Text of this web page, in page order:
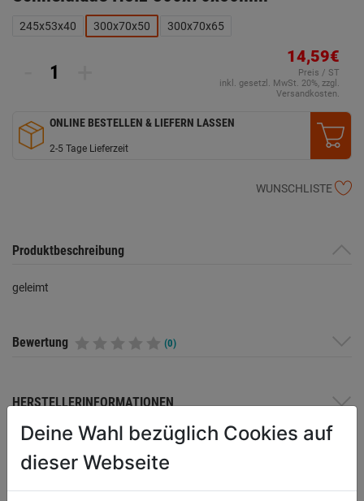
245x53x40 300x70x50 300x70x65
14,59€
Preis / ST
inkl. gesetzl. MwSt. 20%, zzgl.
Versandkosten.
ONLINE BESTELLEN & LIEFERN LASSEN
2-5 Tage Lieferzeit
WUNSCHLISTE
Produktbeschreibung
geleimt
Bewertung (0)
HERSTELLERINFORMATIONEN
WEITERE PRODUKTE AUS DIESER
Deine Wahl bezüglich Cookies auf
dieser Webseite